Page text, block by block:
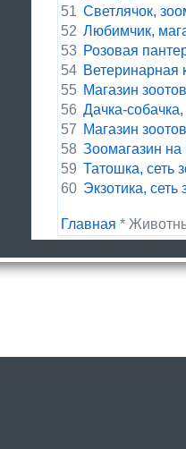
51 Светлячок,
52 Любимчик,
53 Розовая
54 Ветеринарная
55 Магазин
56 Дачка-
57 Магазин
58 Зоомагазин
59 Татошка, сеть
60 Экзотика, сеть
Главная *